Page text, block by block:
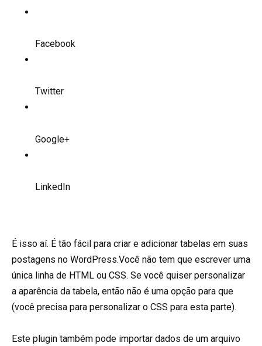
Facebook
Twitter
Google+
LinkedIn
É isso aí. É tão fácil para criar e adicionar tabelas em suas
postagens no WordPress.Você não tem que escrever uma
única linha de HTML ou CSS. Se você quiser personalizar
a aparência da tabela, então não é uma opção para que
(você precisa para personalizar o CSS para esta parte).
Este plugin também pode importar dados de um arquivo